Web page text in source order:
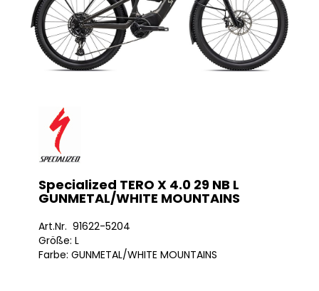
Specialized TERO X 4.0 29 NB L
GUNMETAL/WHITE MOUNTAINS
Art.Nr. 91622-5204
Größe: L
Farbe: GUNMETAL/WHITE MOUNTAINS